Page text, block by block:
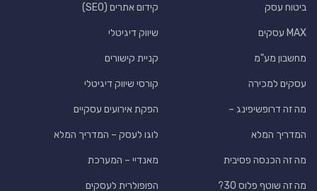
ביטוח עסק
MAX עסקים
מחשבון מע"מ
עסקים למכירה
מה זה דרופשיפינג –
המדריך המלא
מה זה הכנסה פסיבית
מה זה שוטף פלוס 30?
קידום אתרים (SEO)
שיווק דיגיטלי
קניית קישורים
קורסי שיווק דיגיטלי
הפקת אירועים עסקיים
לוגו לעסק – המדריך המלא
מאנדיי – המערכת
הפופולרית לעסקים